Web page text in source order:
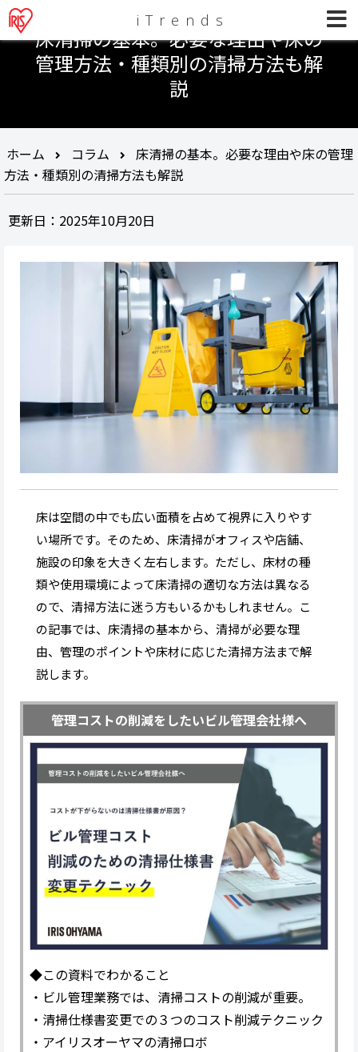
床清掃の基本。必要な理由や床の
管理方法・種類別の清掃方法も解
説
ホーム コラム
床清掃の基本。必要な理由や床の管理
方法・種類別の清掃方法も解説
更新日：2025年10月20日
床は空間の中でも広い面積を占めて視界に入りやす
い場所です。そのため、床清掃がオフィスや店舗、
施設の印象を大きく左右します。ただし、床材の種
類や使用環境によって床清掃の適切な方法は異なる
ので、清掃方法に迷う方もいるかもしれません。こ
の記事では、床清掃の基本から、清掃が必要な理
由、管理のポイントや床材に応じた清掃方法まで解
説します。
管理コストの削減をしたいビル管理会社様へ
◆この資料でわかること
・ビル管理業務では、清掃コストの削減が重要。
・清掃仕様書変更での３つのコスト削減テクニック
・アイリスオーヤマの清掃ロボ
iTrends